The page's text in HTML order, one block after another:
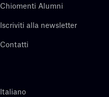
Chiomenti Alumni
Iscriviti alla newsletter
Contatti
Italiano